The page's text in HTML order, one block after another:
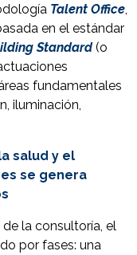
Talent Office
en el estándar
Standard(o
fundamentales
iluminación,
salud y el
se genera
la consultoría, el
por fases: una